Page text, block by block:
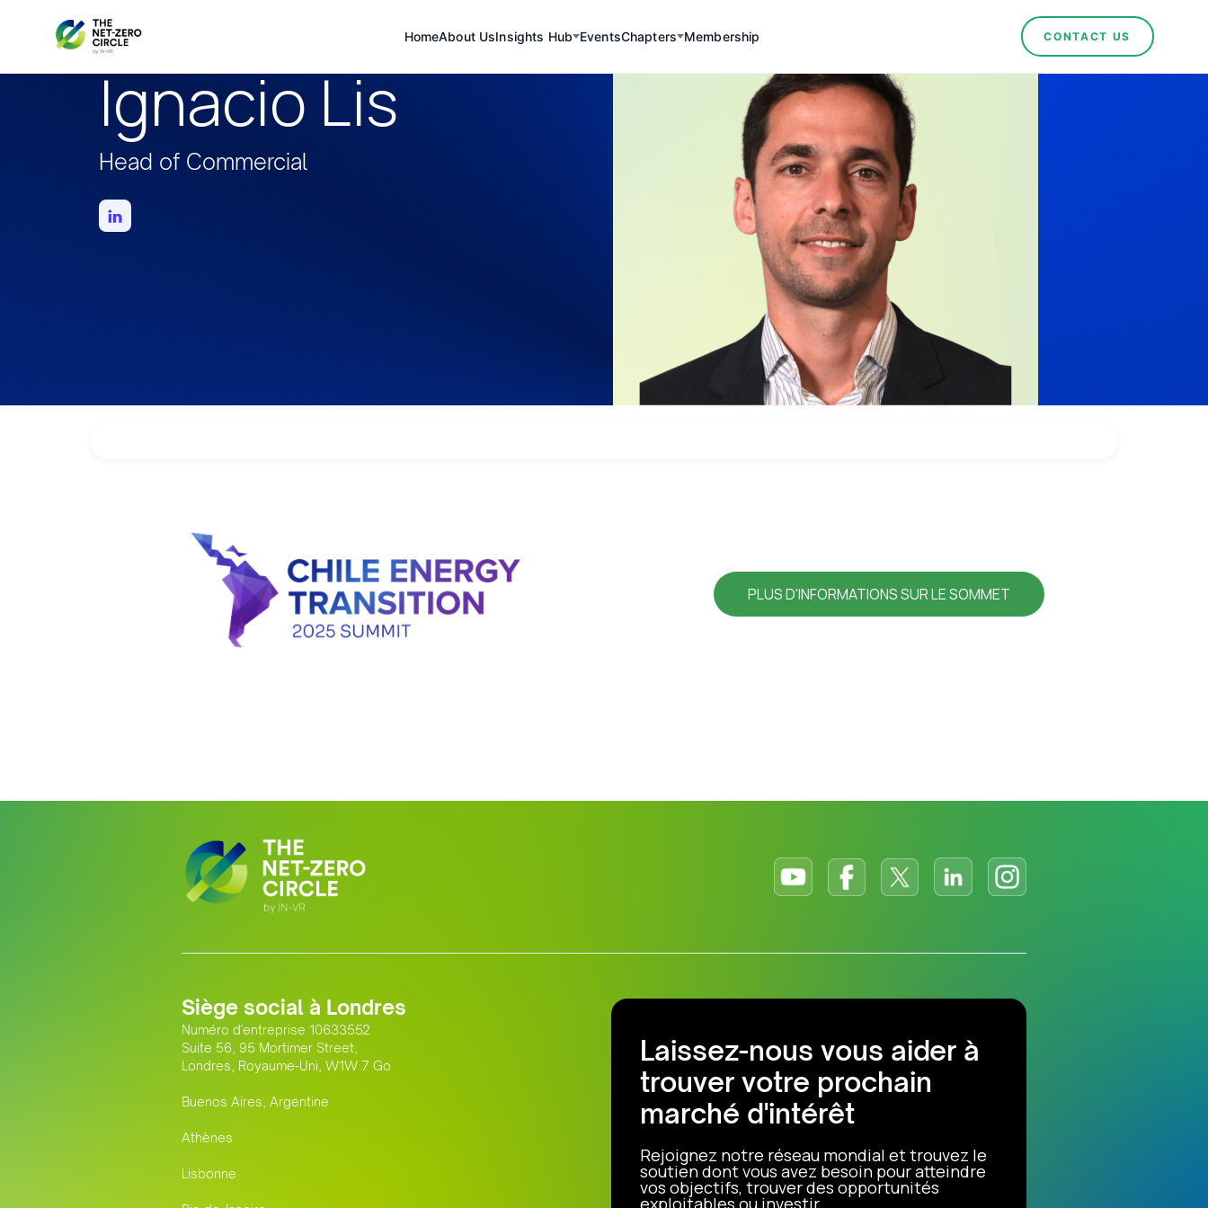
HomeAbout UsInsights Hub EventsChapters Membership CONTACT US
Ignacio Lis
Head of Commercial
PLUS D'INFORMATIONS SUR LE SOMMET
Siège social à Londres
Numéro d'entreprise 10633552
Suite 56, 95 Mortimer Street,
Londres, Royaume-Uni, W1W 7 Go
Buenos Aires, Argentine
Athènes
Lisbonne
Laissez-nous vous aider à
trouver votre prochain
marché d'intérêt
Rejoignez notre réseau mondial et trouvez le
soutien dont vous avez besoin pour atteindre
vos objectifs, trouver des opportunités
exploitables ou investir.